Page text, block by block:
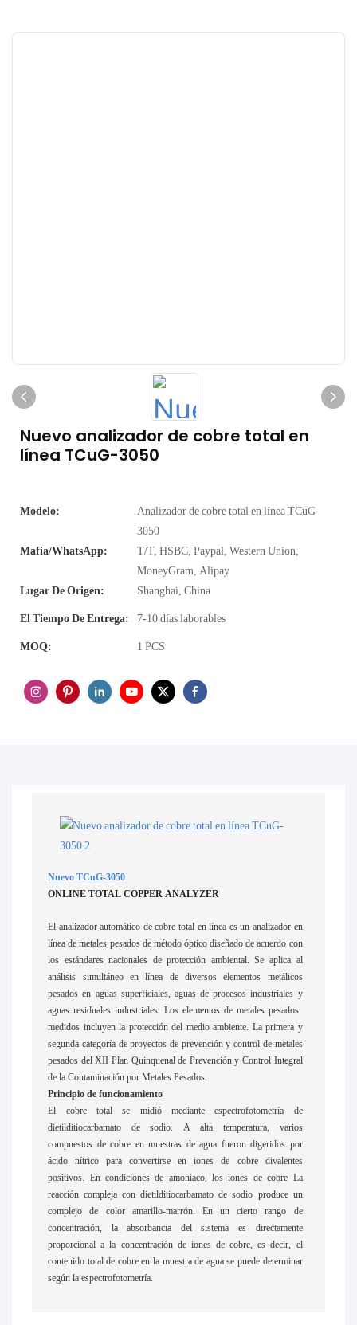
Nuevo analizador de cobre total en
línea TCuG-3050
Modelo:
Analizador de cobre total en línea TCuG-
3050
Mafia/WhatsApp:
T/T, HSBC, Paypal, Western Union,
MoneyGram, Alipay
Lugar De Origen:
Shanghai, China
El Tiempo De Entrega: 7-10 días laborables
MOQ: 1 PCS
Nuevo TCuG-3050
ONLINE TOTAL COPPER ANALYZER
El analizador automático de cobre total en línea es un analizador en
línea de metales pesados ​​de método óptico diseñado de acuerdo con
los estándares nacionales de protección ambiental. Se aplica al
análisis simultáneo en línea de diversos elementos metálicos
pesados ​​en aguas superficiales, aguas de procesos industriales y
aguas residuales industriales. Los elementos de metales pesados ​​
medidos incluyen la protección del medio ambiente. La primera y
segunda categoría de proyectos de prevención y control de metales
pesados ​​del XII Plan Quinquenal de Prevención y Control Integral
de la Contaminación por Metales Pesados.
Principio de funcionamiento
El cobre total se midió mediante espectrofotometría de
dietilditiocarbamato de sodio. A alta temperatura, varios
compuestos de cobre en muestras de agua fueron digeridos por
ácido nítrico para convertirse en iones de cobre divalentes
positivos. En condiciones de amoníaco, los iones de cobre La
reacción compleja con dietilditiocarbamato de sodio produce un
complejo de color amarillo-marrón. En un cierto rango de
concentración, la absorbancia del sistema es directamente
proporcional a la concentración de iones de cobre, es decir, el
contenido total de cobre en la muestra de agua se puede determinar
según la espectrofotometría.